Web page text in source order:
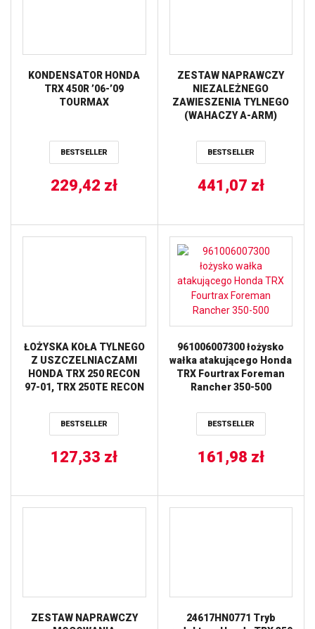
KONDENSATOR HONDA
TRX 450R ’06-’09
TOURMAX
BESTSELLER
229,42 zł
ZESTAW NAPRAWCZY
NIEZALEŻNEGO
ZAWIESZENIA TYLNEGO
(WAHACZY A-ARM)
’03-’15 ALL BALLS
BESTSELLER
441,07 zł
ŁOŻYSKA KOŁA TYLNEGO
Z USZCZELNIACZAMI
HONDA TRX 250 RECON
97-01, TRX 250TE RECON
02-17, SPORTRAX 01-19
(25-1034) BEARING WORX
BESTSELLER
127,33 zł
961006007300 łożysko
wałka atakującego Honda
TRX Fourtrax Foreman
Rancher 350-500
BESTSELLER
161,98 zł
ZESTAW NAPRAWCZY
24617HN0771 Tryb